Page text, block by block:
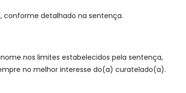
conforme detalhado na sentença.
nos limites estabelecidos pela sentença,
no melhor interesse do(a) curatelado(a).